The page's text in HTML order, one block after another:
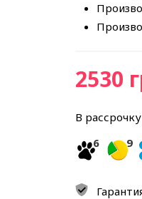
2530
В
6
9